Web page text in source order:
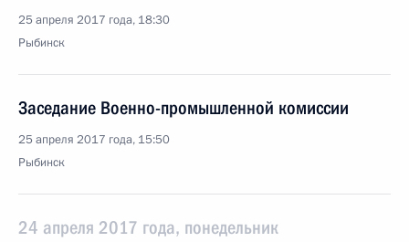
25 апреля 2017 года, 18:30
Рыбинск
Заседание Военно-промышленной комиссии
25 апреля 2017 года, 15:50
Рыбинск
24 апреля 2017 года, понедельник